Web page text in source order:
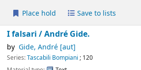
Place hold Save to lists
I falsari /André Gide.
by Gide, André[aut]
Series:Tascabili Bompiani ; 120